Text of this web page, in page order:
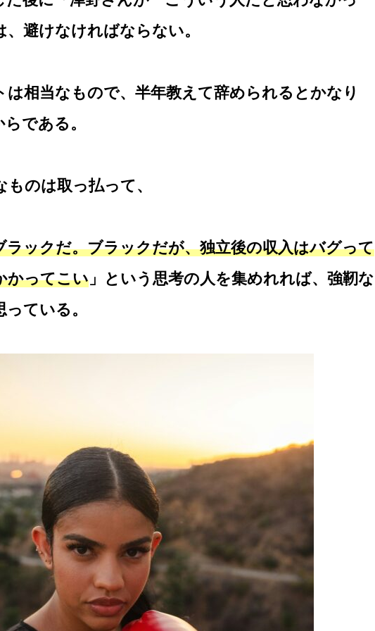
避けなければならない。
相当なもので、半年教えて辞められるとかなり
である。
のは取っ払って、
ラックだ。ブラックだが、独立後の収入はバグって
かってこい 」という思考の人を集めれれば、強靭な
ている。